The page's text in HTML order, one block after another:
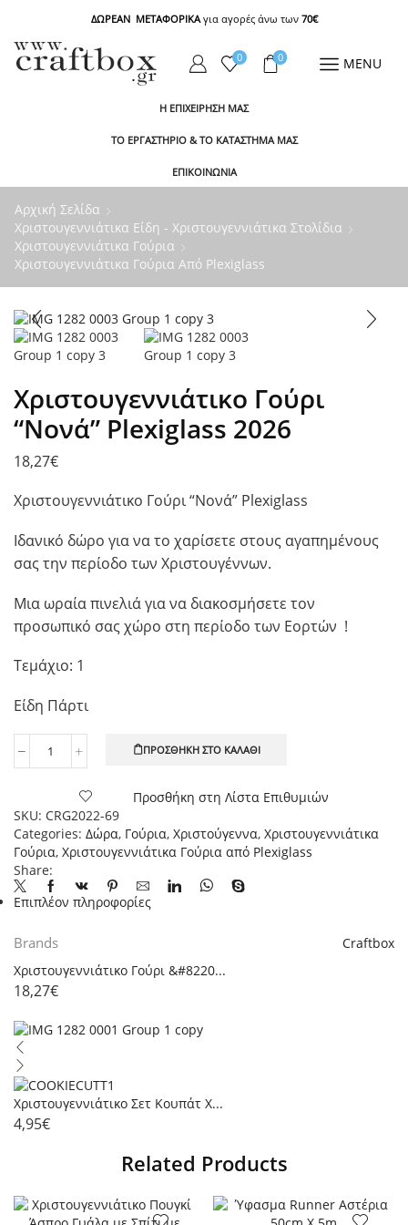
ΔΩΡΕΑΝ ΜΕΤΑΦΟΡΙΚΑγια αγορές άνω των 70€
0 0 MENU
Η ΕΠΙΧΕΙΡΗΣΗ ΜΑΣ
ΤΟ ΕΡΓΑΣΤΗΡΙΟ & ΤΟ ΚΑΤΑΣΤΗΜΑ ΜΑΣ
ΕΠΙΚΟΙΝΩΝΙΑ
Αρχική Σελίδα
Χριστουγεννιάτικα Είδη - Χριστουγεννιάτικα Στολίδια
Χριστουγεννιάτικα Γούρια
Χριστουγεννιάτικα Γούρια Από Plexiglass
Χριστουγεννιάτικο Γούρι
“Νονά” Plexiglass 2026
18,27€
Χριστουγεννιάτικο Γούρι “Νονά” Plexiglass
Ιδανικό δώρο για να το χαρίσετε στους αγαπημένους
σας την περίοδο των Χριστουγέννων.
Μια ωραία πινελιά για να διακοσμήσετε τον
προσωπικό σας χώρο στη περίοδο των Εορτών !
Τεμάχιο: 1
Είδη Πάρτι
Χριστουγεννιάτικο
"Νονά"
Plexiglass
2026
ποσότητα
ΠΡΟΣΘΉΚΗ ΣΤΟ ΚΑΛΆΘΙ
Προσθήκη στη Λίστα Επιθυμιών
SKU: CRG2022-69
Categories: Δώρα, Γούρια, Χριστούγεννα, Χριστουγεννιάτικα
Γούρια, Χριστουγεννιάτικα Γούρια από Plexiglass
Share:
Επιπλέον πληροφορίες
Brands
Craftbox
Χριστουγεννιάτικο Γούρι &#8220...
18,27€
Χριστουγεννιάτικο Σετ Κουπάτ Χ...
4,95€
Related Products